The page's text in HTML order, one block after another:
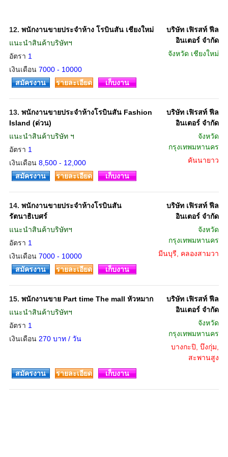
12. พนักงานขายประจำห้าง โรบินสัน เชียงใหม่
แนะนำสินค้าบริษัทฯ
อัตรา 1
เงินเดือน 7000 - 10000
บริษัท เฟิรสท์ ฟีล
อินเตอร์ จำกัด
จังหวัด เชียงใหม่
สมัครงาน รายละเอียด เก็บงาน
13. พนักงานขายประจำห้างโรบินสัน Fashion
Island (ด่วน)
แนะนำสินค้าบริษัท ฯ
อัตรา 1
เงินเดือน 8,500 - 12,000
บริษัท เฟิรสท์ ฟีล
อินเตอร์ จำกัด
จังหวัด
กรุงเทพมหานคร
คันนายาว
สมัครงาน
รายละเอียด เก็บงาน
14. พนักงานขายประจำห้างโรบินสัน
รัตนาธิเบศร์
แนะนำสินค้าบริษัทฯ
อัตรา 1
เงินเดือน 7000 - 10000
บริษัท เฟิรสท์ ฟีล
อินเตอร์ จำกัด
จังหวัด
กรุงเทพมหานคร
มีนบุรี, คลองสามวา
สมัครงาน
รายละเอียด เก็บงาน
15. พนักงานขาย Part time The mall หัวหมาก
แนะนำสินค้าบริษัทฯ
อัตรา 1
เงินเดือน 270 บาท / วัน
บริษัท เฟิรสท์ ฟีล
อินเตอร์ จำกัด
จังหวัด
กรุงเทพมหานคร
บางกะปิ, บึงกุ่ม,
สะพานสูง
สมัครงาน
รายละเอียด เก็บงาน